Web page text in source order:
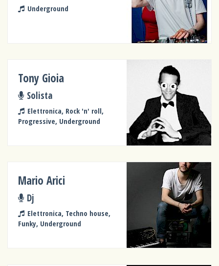
Underground
Tony Gioia
Solista
Elettronica, Rock 'n' roll,
Progressive, Underground
Mario Arici
Dj
Elettronica, Techno house,
Funky, Underground